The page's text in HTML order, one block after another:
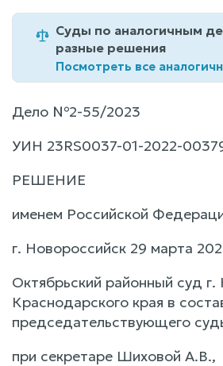
Суды по аналогичным
разные решения
Посмотреть все
Дело №2-55/2023
УИН 23RS0037-01-2022-
РЕШЕНИЕ
именем Российской
г. Новороссийск 29 марта
Октябрьский районный суд г.
Краснодарского края в
председательствующего
при секретаре Шиховой А.В.,